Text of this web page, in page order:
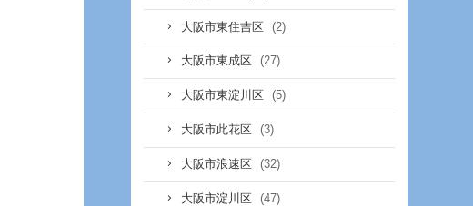
大阪市東住吉区 (2)
大阪市東成区 (27)
大阪市東淀川区 (5)
大阪市此花区 (3)
大阪市浪速区 (32)
大阪市淀川区 (47)